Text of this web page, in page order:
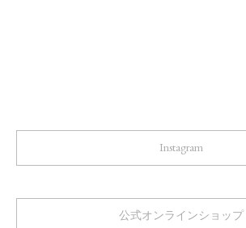
Instagram
公式オンラインショップ